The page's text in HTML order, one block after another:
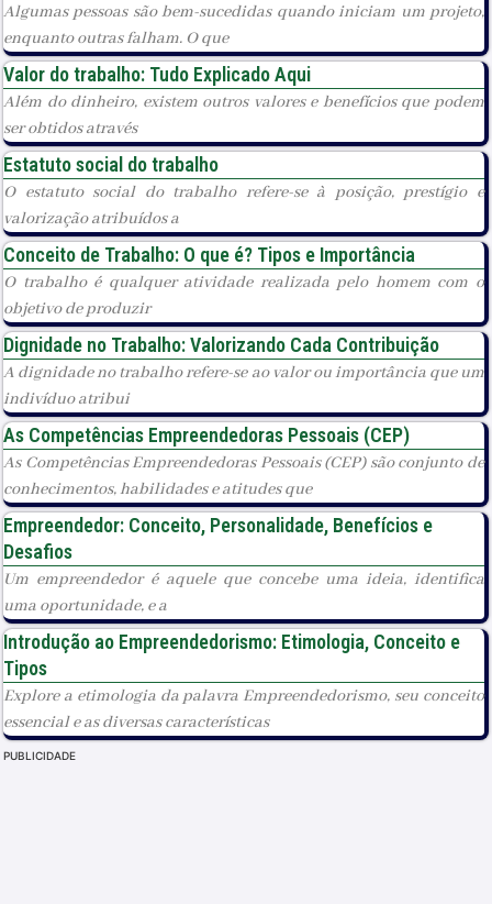
Algumas pessoas são bem-sucedidas quando iniciam um projeto,
enquanto outras falham. O que
Valor do trabalho: Tudo Explicado Aqui
Além do dinheiro, existem outros valores e benefícios que podem
ser obtidos através
Estatuto social do trabalho
O estatuto social do trabalho refere-se à posição, prestígio e
valorização atribuídos a
Conceito de Trabalho: O que é? Tipos e Importância
O trabalho é qualquer atividade realizada pelo homem com o
objetivo de produzir
Dignidade no Trabalho: Valorizando Cada Contribuição
A dignidade no trabalho refere-se ao valor ou importância que um
indivíduo atribui
As Competências Empreendedoras Pessoais (CEP)
As Competências Empreendedoras Pessoais (CEP) são conjunto de
conhecimentos, habilidades e atitudes que
Empreendedor: Conceito, Personalidade, Benefícios e
Desafios
Um empreendedor é aquele que concebe uma ideia, identifica
uma oportunidade, e a
Introdução ao Empreendedorismo: Etimologia, Conceito e
Tipos
Explore a etimologia da palavra Empreendedorismo, seu conceito
essencial e as diversas características
PUBLICIDADE